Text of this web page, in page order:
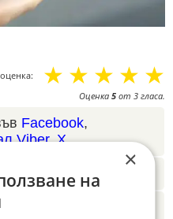
☆
☆
☆
☆
☆
Оценка 5 от 3 гласа.
Facebook,
Viber,X
News Showcase
в Google Alerts
×
на